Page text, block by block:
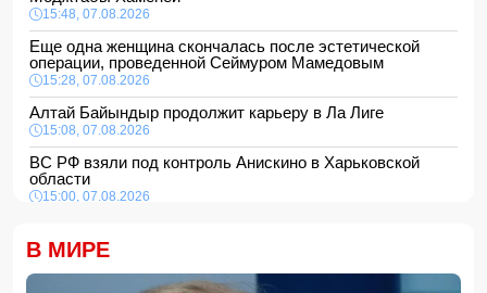
15:48, 07.08.2026
Еще одна женщина скончалась после эстетической
операции, проведенной Сеймуром Мамедовым
15:28, 07.08.2026
Алтай Байындыр продолжит карьеру в Ла Лиге
15:08, 07.08.2026
ВС РФ взяли под контроль Анискино в Харьковской
области
15:00, 07.08.2026
14:48, 07.08.2026
По делу Arzum 9999 назначена повторная комплексная
В МИРЕ